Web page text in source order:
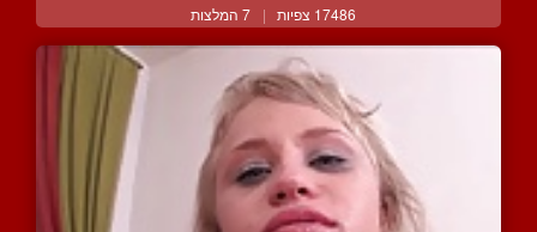
17486 צפיות | 7 המלצות